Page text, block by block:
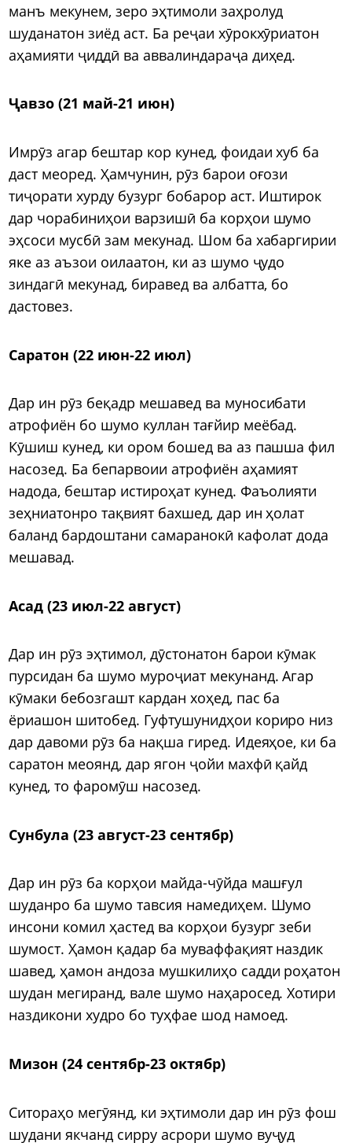
манъ мекунем, зеро эҳтимоли заҳролуд
шуданатон зиёд аст. Ба реҷаи хӯрокхӯриатон
аҳамияти ҷиддӣ ва аввалиндараҷа диҳед.
Ҷавзо (21 май-21 июн)
Имрӯз агар бештар кор кунед, фоидаи хуб ба
даст меоред. Ҳамчунин, рӯз барои оғози
тиҷорати хурду бузург бобарор аст. Иштирок
дар чорабиниҳои варзишӣ ба корҳои шумо
эҳсоси мусбӣ зам мекунад. Шом ба хабаргирии
яке аз аъзои оилаатон, ки аз шумо ҷудо
зиндагӣ мекунад, биравед ва албатта, бо
дастовез.
Саратон (22 июн-22 июл)
Дар ин рӯз беқадр мешавед ва муносибати
атрофиён бо шумо куллан тағйир меёбад.
Кӯшиш кунед, ки ором бошед ва аз пашша фил
насозед. Ба бепарвоии атрофиён аҳамият
надода, бештар истироҳат кунед. Фаъолияти
зеҳниатонро тақвият бахшед, дар ин ҳолат
баланд бардоштани самаранокӣ кафолат дода
мешавад.
Асад (23 июл-22 август)
Дар ин рӯз эҳтимол, дӯстонатон барои кӯмак
пурсидан ба шумо муроҷиат мекунанд. Агар
кӯмаки бебозгашт кардан хоҳед, пас ба
ёриашон шитобед. Гуфтушунидҳои кориро низ
дар давоми рӯз ба нақша гиред. Идеяҳое, ки ба
саратон меоянд, дар ягон ҷойи махфӣ қайд
кунед, то фаромӯш насозед.
Сунбула (23 август-23 сентябр)
Дар ин рӯз ба корҳои майда-чӯйда машғул
шуданро ба шумо тавсия намедиҳем. Шумо
инсони комил ҳастед ва корҳои бузург зеби
шумост. Ҳамон қадар ба муваффақият наздик
шавед, ҳамон андоза мушкилиҳо садди роҳатон
шудан мегиранд, вале шумо наҳаросед. Хотири
наздикони худро бо туҳфае шод намоед.
Мизон (24 сентябр-23 октябр)
Ситораҳо мегӯянд, ки эҳтимоли дар ин рӯз фош
шудани якчанд сирру асрори шумо вуҷуд